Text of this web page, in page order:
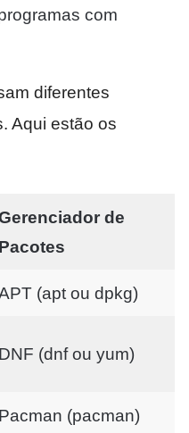
com
diferentes
Aqui estão os
de
Pacotes
(apt ou dpkg)
DNF (dnf ou yum)
Pacman (pacman)